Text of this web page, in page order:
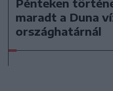
Pénteken
maradt a Duna
országhatárnál